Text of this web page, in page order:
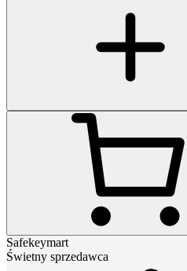
Safekeymart
Świetny sprzedawca